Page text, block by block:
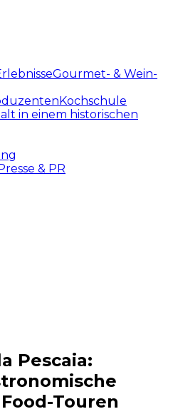
Gourmet- & Wein-
Kochschule
in einem historischen
& PR
Erlebnisse:
Pescaia:
Touren